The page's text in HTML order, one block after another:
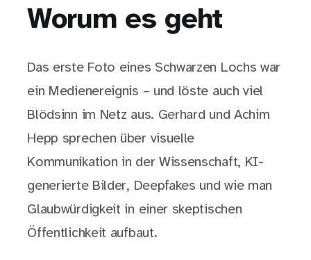
Worum es geht
Das erste Foto eines Schwarzen Lochs war
ein Medienereignis – und löste auch viel
Blödsinn im Netz aus. Gerhard und Achim
Hepp sprechen über visuelle
Kommunikation in der Wissenschaft, KI-
generierte Bilder, Deepfakes und wie man
Glaubwürdigkeit in einer skeptischen
Öffentlichkeit aufbaut.